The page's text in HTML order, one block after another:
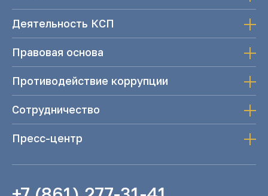
Деятельность КСП
Правовая основа
Противодействие коррупции
Сотрудничество
Пресс-центр